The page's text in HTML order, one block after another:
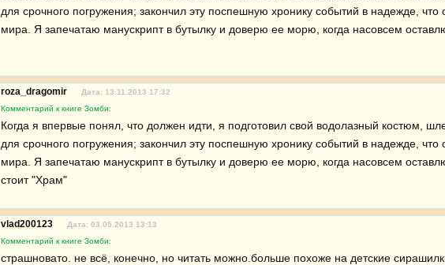
для срочного погружения; закончил эту поспешную хронику событий в надежде, что
мира. Я запечатаю манускрипт в бутылку и доверю ее морю, когда насовсем
roza_dragomir
Дата: 13.11.2013 17:32
Комментарий к книге Зомби:
Когда я впервые понял, что должен идти, я подготовил свой водолазный костюм,
для срочного погружения; закончил эту поспешную хронику событий в надежде, что
мира. Я запечатаю манускрипт в бутылку и доверю ее морю, когда насовсем
стоит "Храм"
vlad200123
Дата: 03.05.2013 13:13
Комментарий к книге Зомби:
страшновато. не всё, конечно, но читать можно.больше похоже на детские